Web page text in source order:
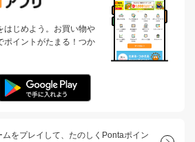
はじめよう。お買い物や
ポイントがたまる！つか
ムをプレイして、たのしくPontaポイン